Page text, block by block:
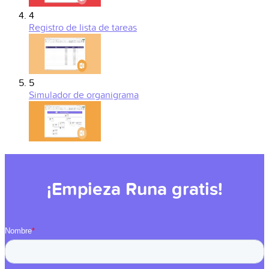
4
Registro de lista de tareas
5
Simulador de organigrama
¡Empieza Runa gratis!